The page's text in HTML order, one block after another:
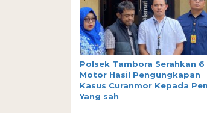
Polsek Tambora Serahkan 6
Motor Hasil Pengungkapan
Kasus Curanmor Kepada
Yang sah